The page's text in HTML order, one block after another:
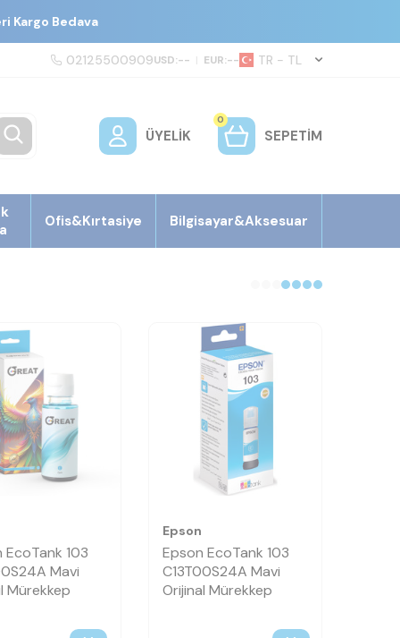
Kargo Bedava
02125500909USD:-- | EUR:-- TR − TL
ÜYELIK
0
SEPETIM
Ofis&Kırtasiye Bilgisayar&Aksesuar
EcoTank 103
Mavi
Mürekkep
Epson
Epson EcoTank 103
C13T00S24A Mavi
Orijinal Mürekkep